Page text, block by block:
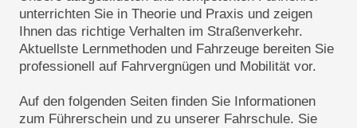
unterrichten Sie in Theorie und Praxis und zeigen
Ihnen das richtige Verhalten im Straßenverkehr.
Aktuellste Lernmethoden und Fahrzeuge bereiten Sie
professionell auf Fahrvergnügen und Mobilität vor.
Auf den folgenden Seiten finden Sie Informationen
zum Führerschein und zu unserer Fahrschule. Sie